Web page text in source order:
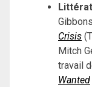
Crisis
Mitch
travail
Wanted